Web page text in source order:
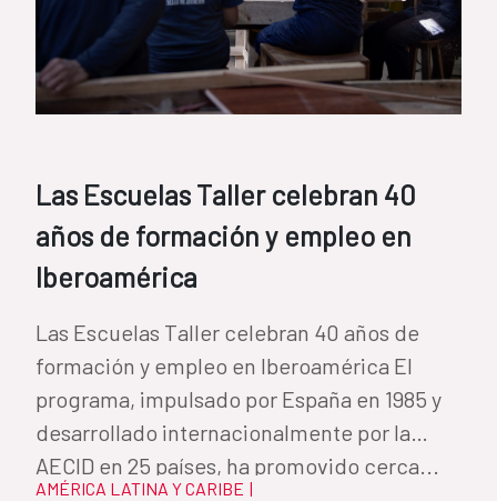
Las Escuelas Taller celebran 40
años de formación y empleo en
Iberoamérica
Las Escuelas Taller celebran 40 años de
formación y empleo en Iberoamérica El
programa, impulsado por España en 1985 y
desarrollado internacionalmente por la
AECID en 25 países, ha promovido cerca...
AMÉRICA LATINA Y CARIBE |